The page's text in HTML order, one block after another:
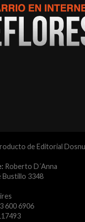
de Editorial
Roberto D´Anna
Bustillo 3348
600 6906